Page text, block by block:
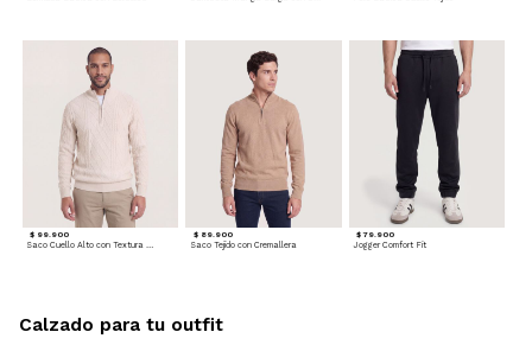
$ 99.900
Saco Cuello Alto con Textura Trenzada
$ 89.900
Saco Tejido con Cremallera
$ 79.900
Jogger Comfort Fit
Calzado para tu outfit